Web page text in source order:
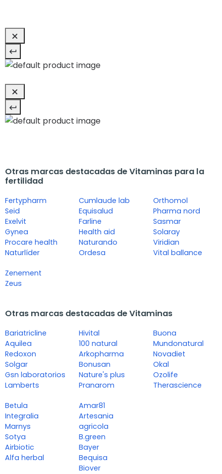
Otras marcas destacadas de Vitaminas para la
fertilidad
Fertypharm
Seid
Exelvit
Gynea
Procare health
Naturlíder
Cumlaude lab
Equisalud
Farline
Health aid
Naturando
Ordesa
Orthomol
Pharma nord
Sasmar
Solaray
Viridian
Vital ballance
Zenement
Zeus
Otras marcas destacadas de Vitaminas
Bariatricline
Aquilea
Redoxon
Solgar
Gsn laboratorios
Lamberts
Hivital
100 natural
Arkopharma
Bonusan
Nature's plus
Pranarom
Buona
Mundonatural
Novadiet
Okal
Ozolife
Therascience
Betula
Integralia
Marnys
Sotya
Airbiotic
Alfa herbal
Amar81
Artesania
agricola
B.green
Bayer
Bequisa
Biover